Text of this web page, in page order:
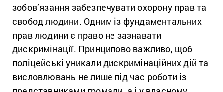
зобов’язання забезпечувати охорону прав та
свобод людини. Одним із фундаментальних
прав людини є право не зазнавати
дискримінації. Принципово важливо, щоб
поліцейські уникали дискримінаційних дій та
висловлювань не лише під час роботи із